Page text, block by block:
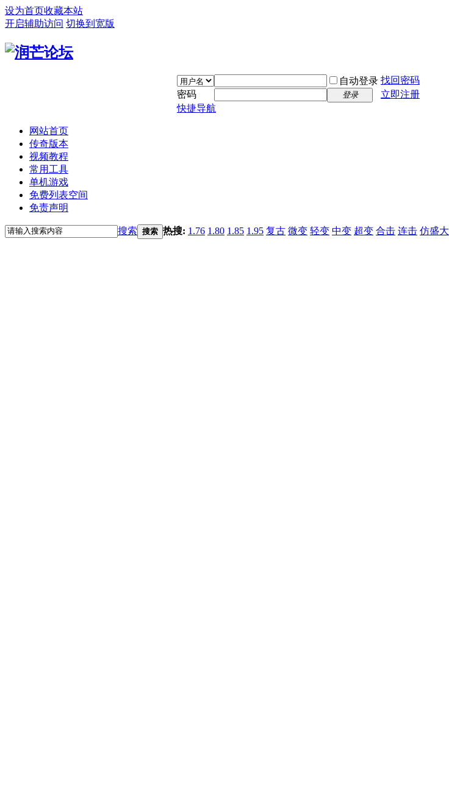
设为首页收藏本站
开启辅助访问 切换到宽版
自动登录 找回密码
密码
登录
立即注册
快捷导航
网站首页
传奇版本
视频教程
常用工具
单机游戏
免费列表空间
免责声明
搜索 搜索 热搜: 1.76 1.80 1.85 1.95 复古 微变 轻变 中变 超变 合击 连击 仿盛大